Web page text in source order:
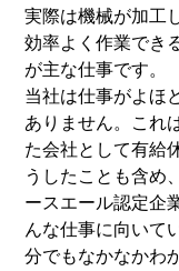
実際は機械が加工
効率よく作業でき
が主な仕事です。
当社は仕事がよほ
ありません。これ
た会社として有給
うしたことも含め
ースエール認定企
んな仕事に向いて
分でもなかなかわ